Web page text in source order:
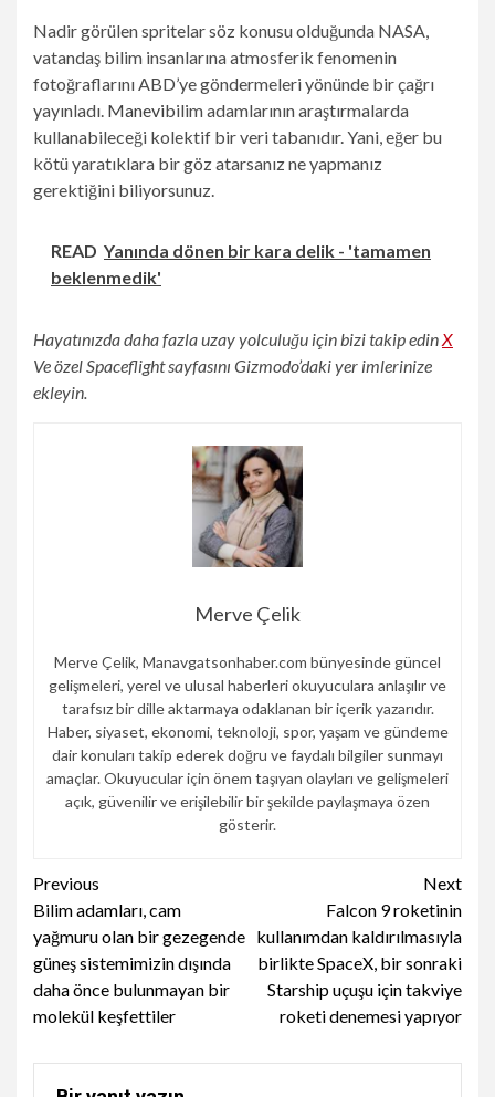
Nadir görülen spritelar söz konusu olduğunda NASA,
vatandaş bilim insanlarına atmosferik fenomenin
fotoğraflarını ABD’ye göndermeleri yönünde bir çağrı
yayınladı. Manevibilim adamlarının araştırmalarda
kullanabileceği kolektif bir veri tabanıdır. Yani, eğer bu
kötü yaratıklara bir göz atarsanız ne yapmanız
gerektiğini biliyorsunuz.
READ Yanında dönen bir kara delik - 'tamamen
beklenmedik'
Hayatınızda daha fazla uzay yolculuğu için bizi takip edinX
Ve özel Spaceflight sayfasını Gizmodo’daki yer imlerinize
ekleyin.
Merve Çelik
Merve Çelik, Manavgatsonhaber.com bünyesinde güncel
gelişmeleri, yerel ve ulusal haberleri okuyuculara anlaşılır ve
tarafsız bir dille aktarmaya odaklanan bir içerik yazarıdır.
Haber, siyaset, ekonomi, teknoloji, spor, yaşam ve gündeme
dair konuları takip ederek doğru ve faydalı bilgiler sunmayı
amaçlar. Okuyucular için önem taşıyan olayları ve gelişmeleri
açık, güvenilir ve erişilebilir bir şekilde paylaşmaya özen
gösterir.
Continue
Reading
Previous
Bilim adamları, cam
yağmuru olan bir gezegende
güneş sistemimizin dışında
daha önce bulunmayan bir
molekül keşfettiler
Next
Falcon 9 roketinin
kullanımdan kaldırılmasıyla
birlikte SpaceX, bir sonraki
Starship uçuşu için takviye
roketi denemesi yapıyor